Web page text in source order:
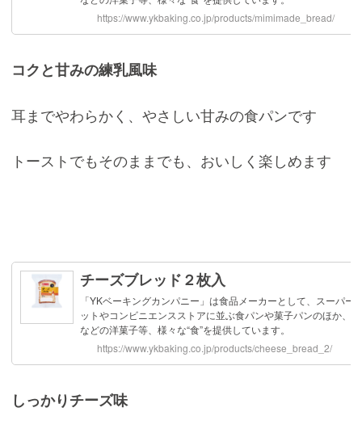
コクと甘みの練乳風味
耳までやわらかく、やさしい甘みの食パンです
トーストでもそのままでも、おいしく楽しめます
しっかりチーズ味